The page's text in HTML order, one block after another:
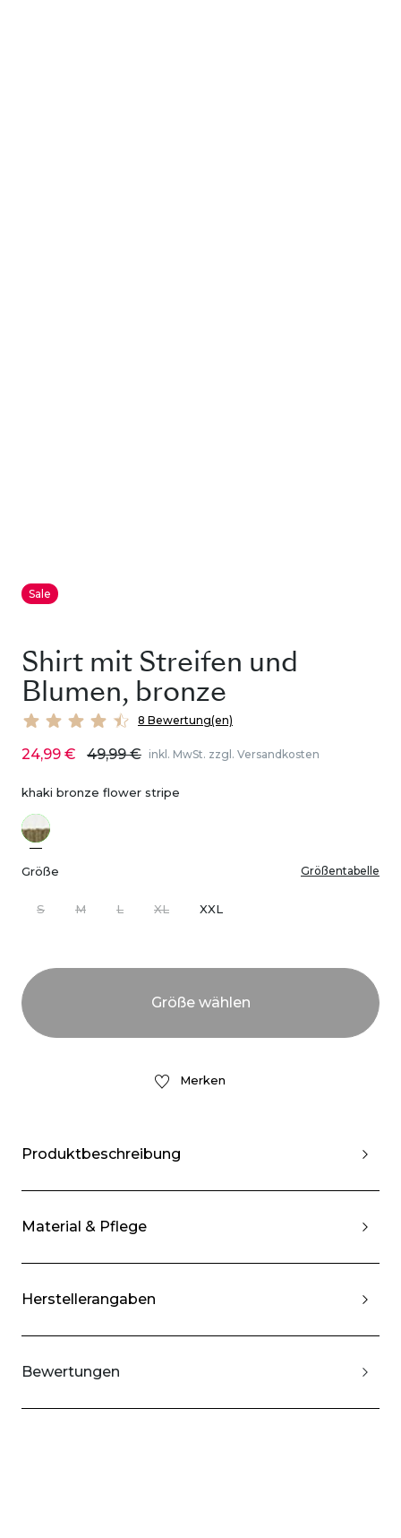
Sale
Shirt mit Streifen und
Blumen, bronze
8 Bewertung(en)
24,99 € 49,99 € inkl. MwSt. zzgl. Versandkosten
khaki bronze flower stripe
Größe Größentabelle
S M L XL XXL
Merken
Produktbeschreibung
Material & Pflege
Herstellerangaben
Bewertungen